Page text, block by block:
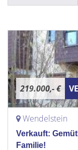
219.000,- €
Wendelstein
Verkauft:
Familie!